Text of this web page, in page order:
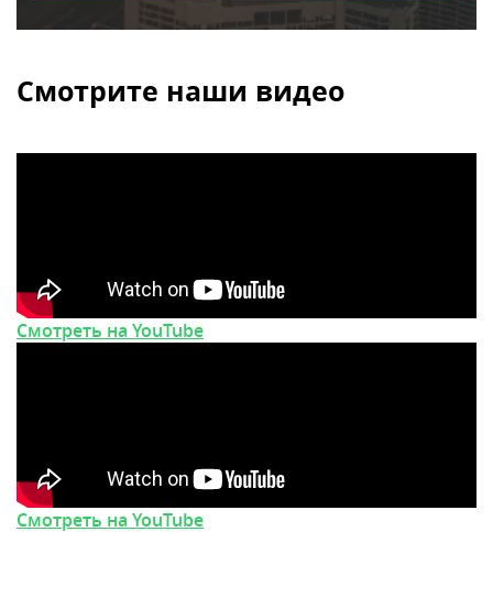
Смотрите наши видео
Смотреть на YouTube
Смотреть на YouTube